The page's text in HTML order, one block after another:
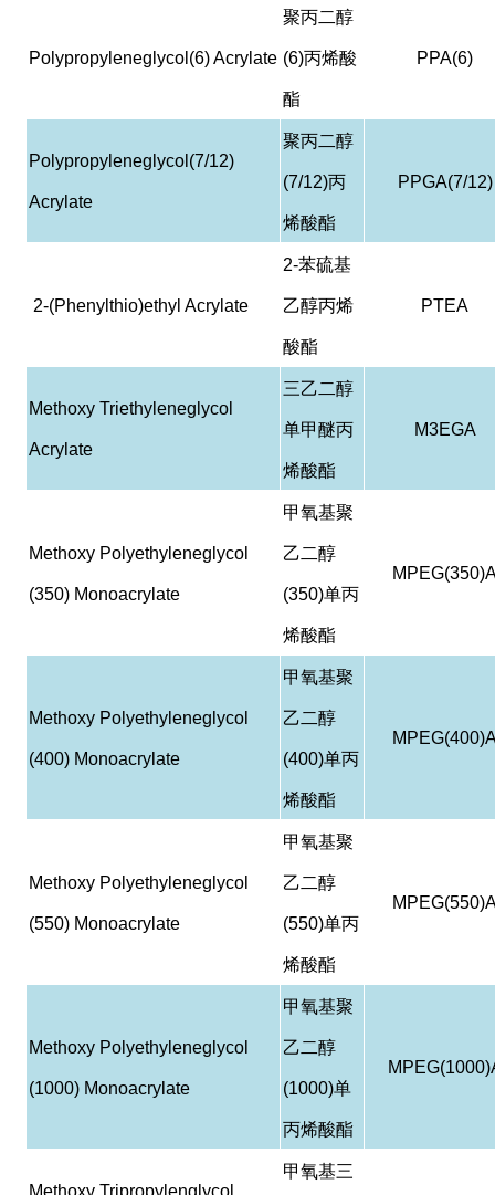
Polypropyleneglycol(6) Acrylate
聚丙二醇
(6)丙烯酸
酯
PPA(6)
Polypropyleneglycol(7/12)
Acrylate
聚丙二醇
(7/12)丙
烯酸酯
PPGA(7/12)
2-(Phenylthio)ethyl Acrylate
2-苯硫基
乙醇丙烯
酸酯
PTEA
Methoxy Triethyleneglycol
Acrylate
三乙二醇
单甲醚丙
烯酸酯
M3EGA
Methoxy Polyethyleneglycol
(350) Monoacrylate
甲氧基聚
乙二醇
(350)单丙
烯酸酯
Methoxy Polyethyleneglycol
(400) Monoacrylate
甲氧基聚
乙二醇
(400)单丙
烯酸酯
Methoxy Polyethyleneglycol
(550) Monoacrylate
甲氧基聚
乙二醇
(550)单丙
烯酸酯
Methoxy Polyethyleneglycol
(1000) Monoacrylate
甲氧基聚
乙二醇
(1000)单
丙烯酸酯
Methoxy Tripropylenglycol
甲氧基三